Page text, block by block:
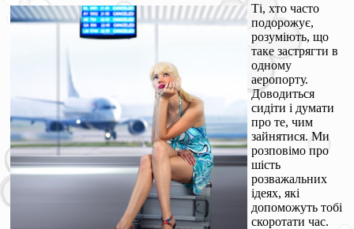
Ті, хто часто
подорожує,
розуміють, що
таке застрягти в
одному
аеропорту.
Доводиться
сидіти і думати
про те, чим
зайнятися. Ми
розповімо про
шість
розважальних
ідеях, які
допоможуть тобі
скоротати час.